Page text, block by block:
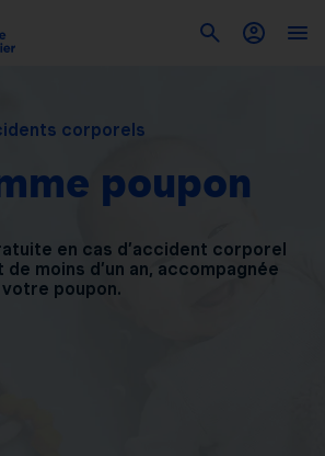
corporels
poupon
en cas d’accident corporel
moins d’un an, accompagnée
poupon.